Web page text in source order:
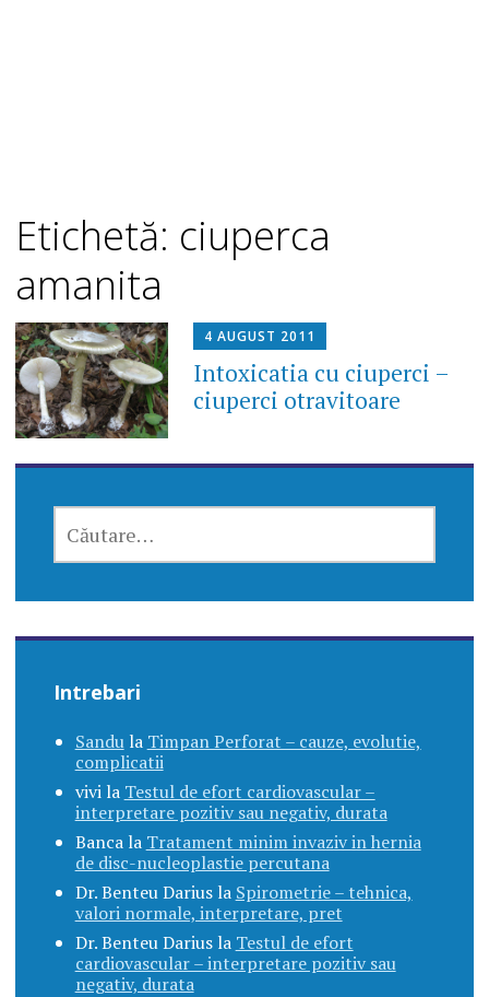
Etichetă: ciuperca
amanita
4 AUGUST 2011
Intoxicatia cu ciuperci –
ciuperci otravitoare
DUPĂ:
Intrebari
Sandula Timpan Perforat – cauze, evolutie,
complicatii
vivila Testul de efort cardiovascular –
interpretare pozitiv sau negativ, durata
Bancala Tratament minim invaziv in hernia
de disc-nucleoplastie percutana
Dr. Benteu Dariusla Spirometrie – tehnica,
valori normale, interpretare, pret
Dr. Benteu Dariusla Testul de efort
cardiovascular – interpretare pozitiv sau
negativ, durata